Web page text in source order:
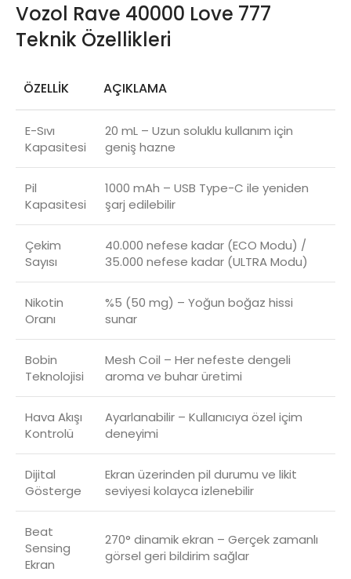
Vozol Rave 40000 Love 777
Teknik Özellikleri
ÖZELLIK AÇIKLAMA
E-Sıvı
Kapasitesi
20 mL – Uzun soluklu kullanım için
geniş hazne
Pil
Kapasitesi
1000 mAh – USB Type-C ile yeniden
şarj edilebilir
Çekim
Sayısı
40.000 nefese kadar (ECO Modu) /
35.000 nefese kadar (ULTRA Modu)
Nikotin
Oranı
%5 (50 mg) – Yoğun boğaz hissi
sunar
Bobin
Teknolojisi
Mesh Coil – Her nefeste dengeli
aroma ve buhar üretimi
Hava Akışı
Kontrolü
Ayarlanabilir – Kullanıcıya özel içim
deneyimi
Dijital
Gösterge
Ekran üzerinden pil durumu ve likit
seviyesi kolayca izlenebilir
Beat
Sensing
Ekran
270° dinamik ekran – Gerçek zamanlı
görsel geri bildirim sağlar